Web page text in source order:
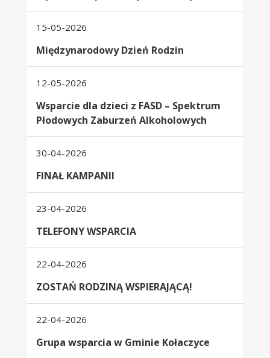
15-05-2026
Międzynarodowy Dzień Rodzin
12-05-2026
Wsparcie dla dzieci z FASD – Spektrum
Płodowych Zaburzeń Alkoholowych
30-04-2026
FINAŁ KAMPANII
23-04-2026
TELEFONY WSPARCIA
22-04-2026
ZOSTAŃ RODZINĄ WSPIERAJĄCĄ!
22-04-2026
Grupa wsparcia w Gminie Kołaczyce